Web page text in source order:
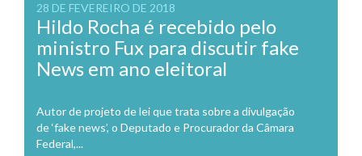
28 DE FEVEREIRO DE 2018
Hildo Rocha é recebido pelo
ministro Fux para discutir fake
News em ano eleitoral
Autor de projeto de lei que trata sobre a divulgação
de ‘fake news’, o Deputado e Procurador da Câmara
Federal,...